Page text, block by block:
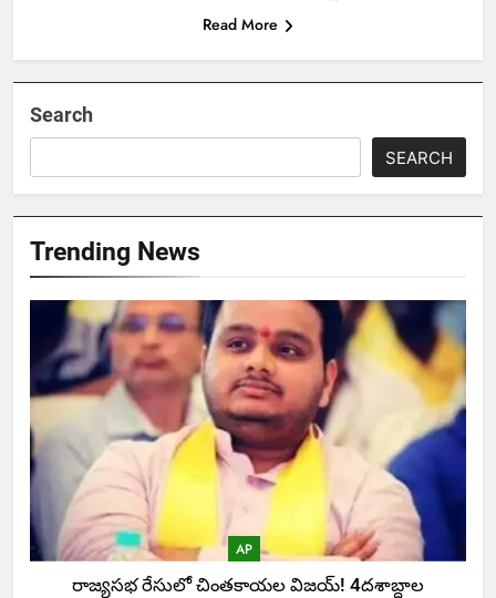
Read More
Search
SEARCH
Trending News
AP
రాజ్యసభ రేసులో చింతకాయల విజయ్‌! 4దశాబ్దాల